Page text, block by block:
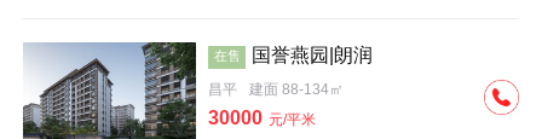
在售 国誉燕园|朗润
昌平 建面 88-134㎡
30000 元/平米